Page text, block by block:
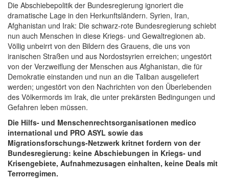
Die Abschiebepolitik der Bundesregierung ignoriert die
dramatische Lage in den Herkunftsländern. Syrien, Iran,
Afghanistan und Irak: Die schwarz-rote Bundesregierung schiebt
nun auch Menschen in diese Kriegs- und Gewaltregionen ab.
Völlig unbeirrt von den Bildern des Grauens, die uns von
iranischen Straßen und aus Nordostsyrien erreichen; ungestört
von der Verzweiflung der Menschen aus Afghanistan, die für
Demokratie einstanden und nun an die Taliban ausgeliefert
werden; ungestört von den Nachrichten von den Überlebenden
des Völkermords im Irak, die unter prekärsten Bedingungen und
Gefahren leben müssen.
Die Hilfs- und Menschenrechtsorganisationen medico
international und PRO ASYL sowie das
Migrationsforschungs-Netzwerk kritnet fordern von der
Bundesregierung: keine Abschiebungen in Kriegs- und
Krisengebiete, Aufnahmezusagen einhalten, keine Deals mit
Terrorregimen.